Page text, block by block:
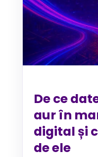
De ce
aur în
digital și
de ele